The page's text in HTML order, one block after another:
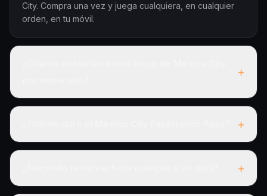
City. Compra una vez y juega cualquiera, en cualquier
orden, en tu móvil.
+
+
+